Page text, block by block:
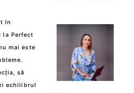
în
la Perfect
mai este
să
echilibrul